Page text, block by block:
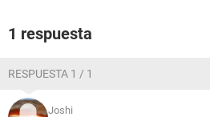
1 respuesta
RESPUESTA 1 / 1
Joshi